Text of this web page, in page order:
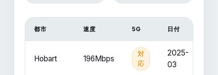
都市 速度 5G 日付
Hobart 196Mbps
対
応
2025-
03